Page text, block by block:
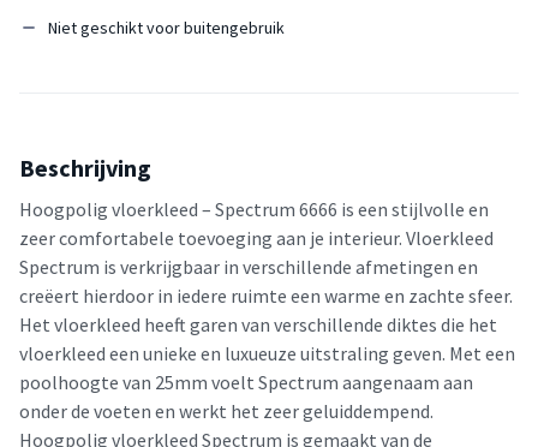
Niet geschikt voor buitengebruik
Beschrijving
Hoogpolig vloerkleed – Spectrum 6666 is een stijlvolle en
zeer comfortabele toevoeging aan je interieur. Vloerkleed
Spectrum is verkrijgbaar in verschillende afmetingen en
creëert hierdoor in iedere ruimte een warme en zachte sfeer.
Het vloerkleed heeft garen van verschillende diktes die het
vloerkleed een unieke en luxueuze uitstraling geven. Met een
poolhoogte van 25mm voelt Spectrum aangenaam aan
onder de voeten en werkt het zeer geluiddempend.
Hoogpolig vloerkleed Spectrum is gemaakt van de